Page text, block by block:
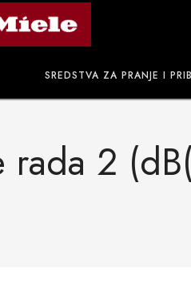
SREDSTVA ZA PRANJE I
rada 2